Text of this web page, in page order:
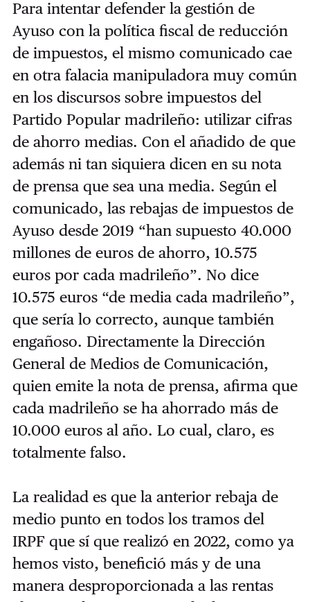
Para intentar defender la gestión de
Ayuso con la política fiscal de reducción
de impuestos, el mismo comunicado cae
en otra falacia manipuladora muy común
en los discursos sobre impuestos del
Partido Popular madrileño: utilizar cifras
de ahorro medias. Con el añadido de que
además ni tan siquiera dicen en su nota
de prensa que sea una media. Según el
comunicado, las rebajas de impuestos de
Ayuso desde 2019 “han supuesto 40.000
millones de euros de ahorro, 10.575
euros por cada madrileño”. No dice
10.575 euros “de media cada madrileño”,
que sería lo correcto, aunque también
engañoso. Directamente la Dirección
General de Medios de Comunicación,
quien emite la nota de prensa, afirma que
cada madrileño se ha ahorrado más de
10.000 euros al año. Lo cual, claro, es
totalmente falso.
La realidad es que la anterior rebaja de
medio punto en todos los tramos del
IRPF que sí que realizó en 2022, como ya
hemos visto, benefició más y de una
manera desproporcionada a las rentas